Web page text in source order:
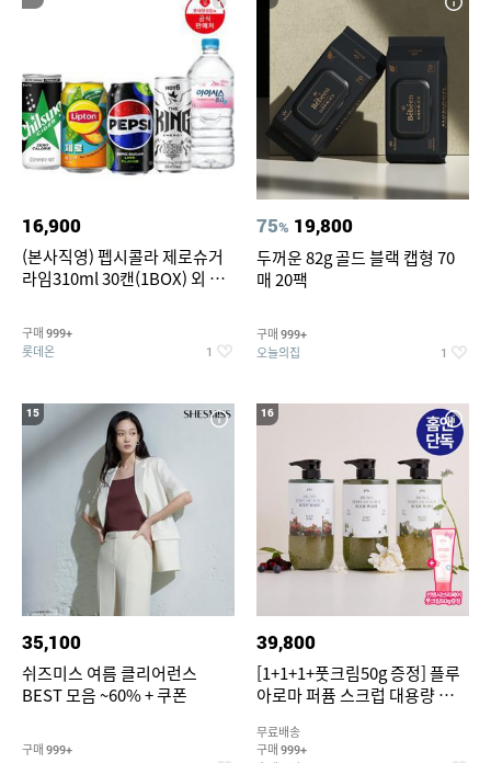
16,900
(본사직영) 펩시콜라 제로슈거
라임310ml 30캔(1BOX) 외 롯
구매 999+
롯데온 1
75% 19,800
두꺼운 82g 골드 블랙 캡형 70
매 20팩
구매 999+
오늘의집 1
15
35,100
쉬즈미스 여름 클리어런스
BEST 모음 ~60% + 쿠폰
구매 999+
16
39,800
[1+1+1+풋크림50g 증정] 플루
아로마 퍼퓸 스크럽 대용량 바디
무료배송
구매 999+